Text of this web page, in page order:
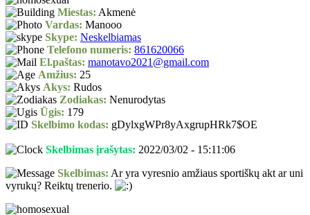
Miestas: Akmenė
Vardas: Manooo
Skype: Neskelbiamas
Telefono numeris: 861620066
El.paštas: manotavo2021@gmail.com
Amžius: 25
Akys: Rudos
Zodiakas: Nenurodytas
Ūgis: 179
Skelbimo kodas: gDylxgWPr8yAxgrupHRk7$OE
Skelbimas įrašytas: 2022/03/02 - 15:11:06
Skelbimas: Ar yra vyresnio amžiaus sportiškų akt ar uni
vyrukų? Reiktų trenerio.